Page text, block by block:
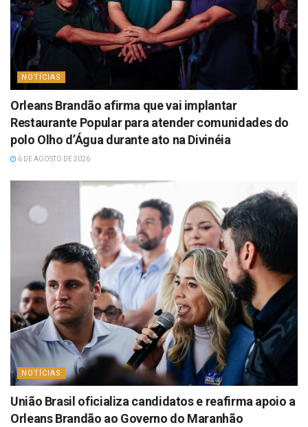
NOTÍCIAS
Orleans Brandão afirma que vai implantar
Restaurante Popular para atender comunidades do
polo Olho d’Água durante ato na Divinéia
6 DE AGOSTO DE 2026
NOTÍCIAS
União Brasil oficializa candidatos e reafirma apoio a
Orleans Brandão ao Governo do Maranhão